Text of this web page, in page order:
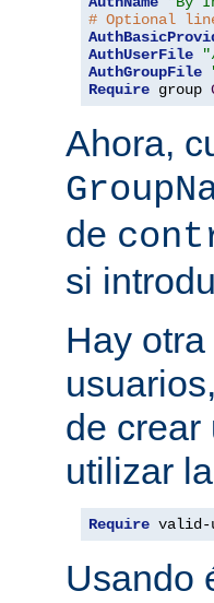
# Optional
AuthUserFile
AuthGroupFile
Require group
Ahora,
de
si
Hay
de crear
utilizar
Require valid-
Usando